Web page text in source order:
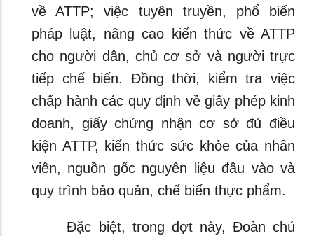
về ATTP; việc tuyên truyền, phổ biến
pháp luật, nâng cao kiến thức về ATTP
cho người dân, chủ cơ sở và người trực
tiếp chế biến. Đồng thời, kiểm tra việc
chấp hành các quy định về giấy phép kinh
doanh, giấy chứng nhận cơ sở đủ điều
kiện ATTP, kiến thức sức khỏe của nhân
viên, nguồn gốc nguyên liệu đầu vào và
quy trình bảo quản, chế biến thực phẩm.
Đặc biệt, trong đợt này, Đoàn chú